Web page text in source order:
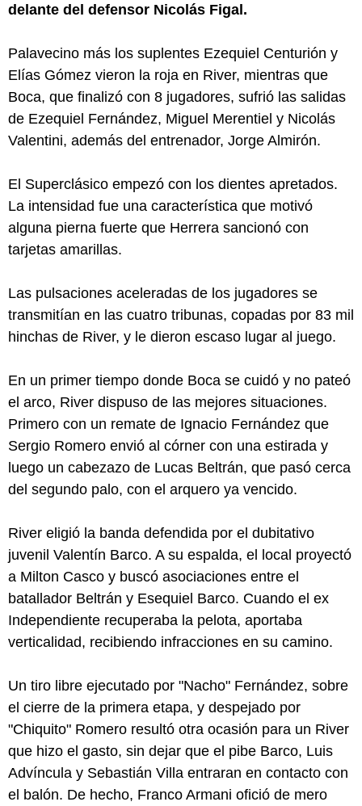
delante del defensor Nicolás Figal.
Palavecino más los suplentes Ezequiel Centurión y
Elías Gómez vieron la roja en River, mientras que
Boca, que finalizó con 8 jugadores, sufrió las salidas
de Ezequiel Fernández, Miguel Merentiel y Nicolás
Valentini, además del entrenador, Jorge Almirón.
El Superclásico empezó con los dientes apretados.
La intensidad fue una característica que motivó
alguna pierna fuerte que Herrera sancionó con
tarjetas amarillas.
Las pulsaciones aceleradas de los jugadores se
transmitían en las cuatro tribunas, copadas por 83 mil
hinchas de River, y le dieron escaso lugar al juego.
En un primer tiempo donde Boca se cuidó y no pateó
el arco, River dispuso de las mejores situaciones.
Primero con un remate de Ignacio Fernández que
Sergio Romero envió al córner con una estirada y
luego un cabezazo de Lucas Beltrán, que pasó cerca
del segundo palo, con el arquero ya vencido.
River eligió la banda defendida por el dubitativo
juvenil Valentín Barco. A su espalda, el local proyectó
a Milton Casco y buscó asociaciones entre el
batallador Beltrán y Esequiel Barco. Cuando el ex
Independiente recuperaba la pelota, aportaba
verticalidad, recibiendo infracciones en su camino.
Un tiro libre ejecutado por "Nacho" Fernández, sobre
el cierre de la primera etapa, y despejado por
"Chiquito" Romero resultó otra ocasión para un River
que hizo el gasto, sin dejar que el pibe Barco, Luis
Advíncula y Sebastián Villa entraran en contacto con
el balón. De hecho, Franco Armani ofició de mero